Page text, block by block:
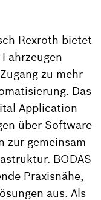
Rexroth bietet
zu mehr
Das
Application
über Software
zur gemeinsam
BODAS
Praxisnähe,
aus. Als